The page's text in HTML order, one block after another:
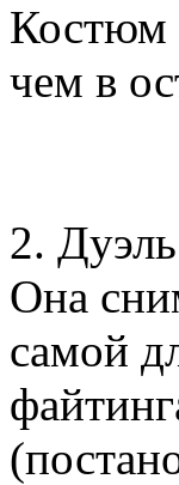
Костюм
чем в
2.
Она
самой